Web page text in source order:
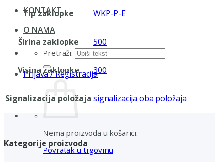
KONTAKT
O NAMA
Pretraži:
Prijava / Registracija
Nema proizvoda u košarici.
Povratak u trgovinu
Tip zaklopke WKP-P-E
Širina zaklopke 500
Visina zaklopke 300
Signalizacija položaja signalizacija oba položaja
Kategorije proizvoda